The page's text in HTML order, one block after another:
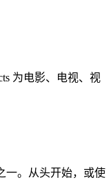
为电影、电视、视
一。从头开始，或使